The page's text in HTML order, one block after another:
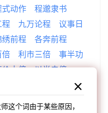
式动作
程邈隶书
九万论程
议事日
前程
各奔前程
倍 利市三倍
事半功
价十倍
以半击倍
倍赏累
这个词由于某些原因，